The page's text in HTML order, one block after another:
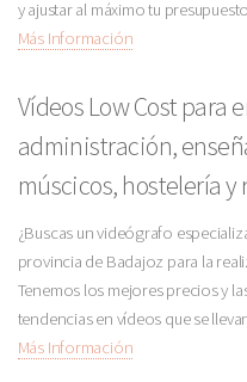
y ajustar al máximo tu
Más Información
Vídeos Low Cost para
administración,
múscicos, hostelería
¿Buscas un videógrafo
provincia de Badajoz para la
Tenemos los mejores precios y
tendencias en vídeos que se
Más Información